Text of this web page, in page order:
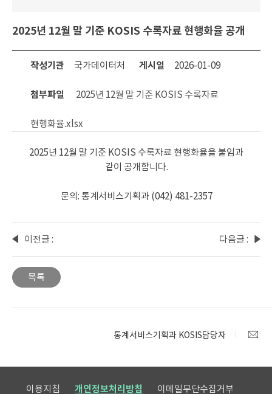
2025년 12월 말 기준 KOSIS 수록자료 현행화율 공개
작성기관 국가데이터처 게시일 2026-01-09
첨부파일 2025년 12월 말 기준 KOSIS 수록자료
현행화율.xlsx
2025년 12월 말 기준 KOSIS 수록자료 현행화율을 붙임과
같이 공개합니다.
문의: 통계서비스기획과 (042) 481-2357
이전글 :
2025년
12월
KOSIS
다음글 :
기업생
목록
통계서비스기획과 KOSIS담당자
이용지침 개인정보처리방침 이메일무단수집거부